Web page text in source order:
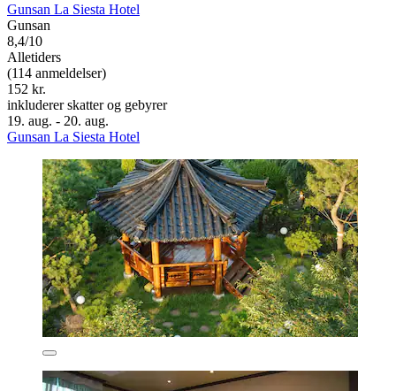
Gunsan La Siesta Hotel
Gunsan
8,4/10
Alletiders
(114 anmeldelser)
152 kr.
inkluderer skatter og gebyrer
19. aug. - 20. aug.
Gunsan La Siesta Hotel